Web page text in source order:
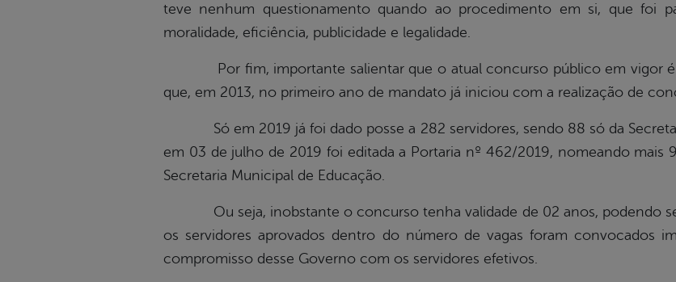
teve nenhum questionamento quando ao procedimento em si, que foi
moralidade, eficiência, publicidade e legalidade.
Por fim, importante salientar que o atual concurso público em vigor é
que, em 2013, no primeiro ano de mandato já iniciou com a realização de
Só em 2019 já foi dado posse a 282 servidores, sendo 88 só da
em 03 de julho de 2019 foi editada a Portaria nº 462/2019, nomeando mais
Secretaria Municipal de Educação.
Ou seja, inobstante o concurso tenha validade de 02 anos, podendo
os servidores aprovados dentro do número de vagas foram convocados
compromisso desse Governo com os servidores efetivos.